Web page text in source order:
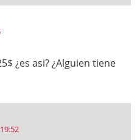
¿es asi? ¿Alguien tiene